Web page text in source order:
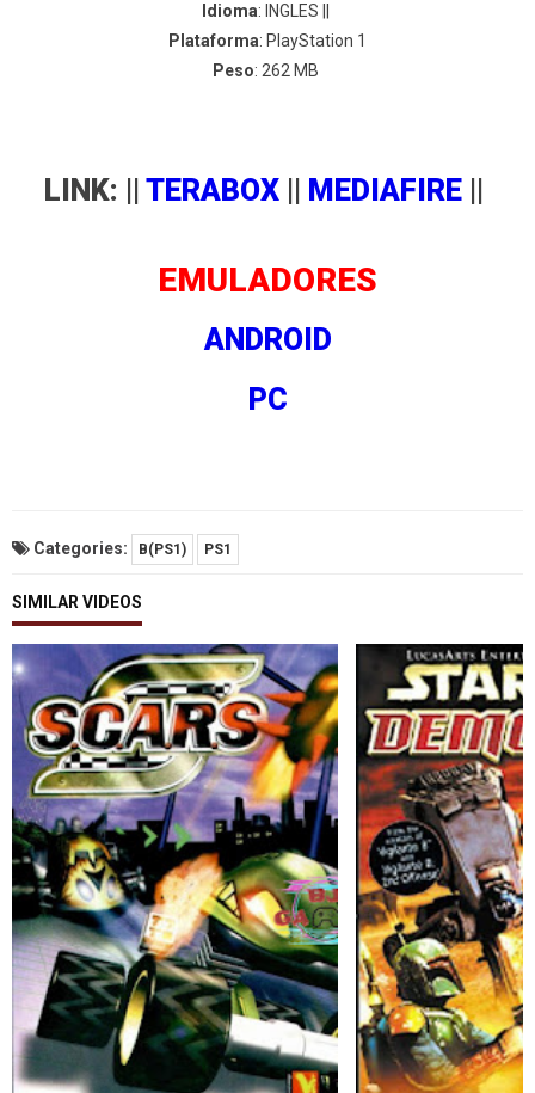
Idioma: INGLES ||
Plataforma: PlayStation 1
Peso: 262 MB
LINK: || TERABOX MEDIAFIRE
EMULADORES
ANDROID
PC
Categories: B(PS1) PS1
SIMILAR VIDEOS